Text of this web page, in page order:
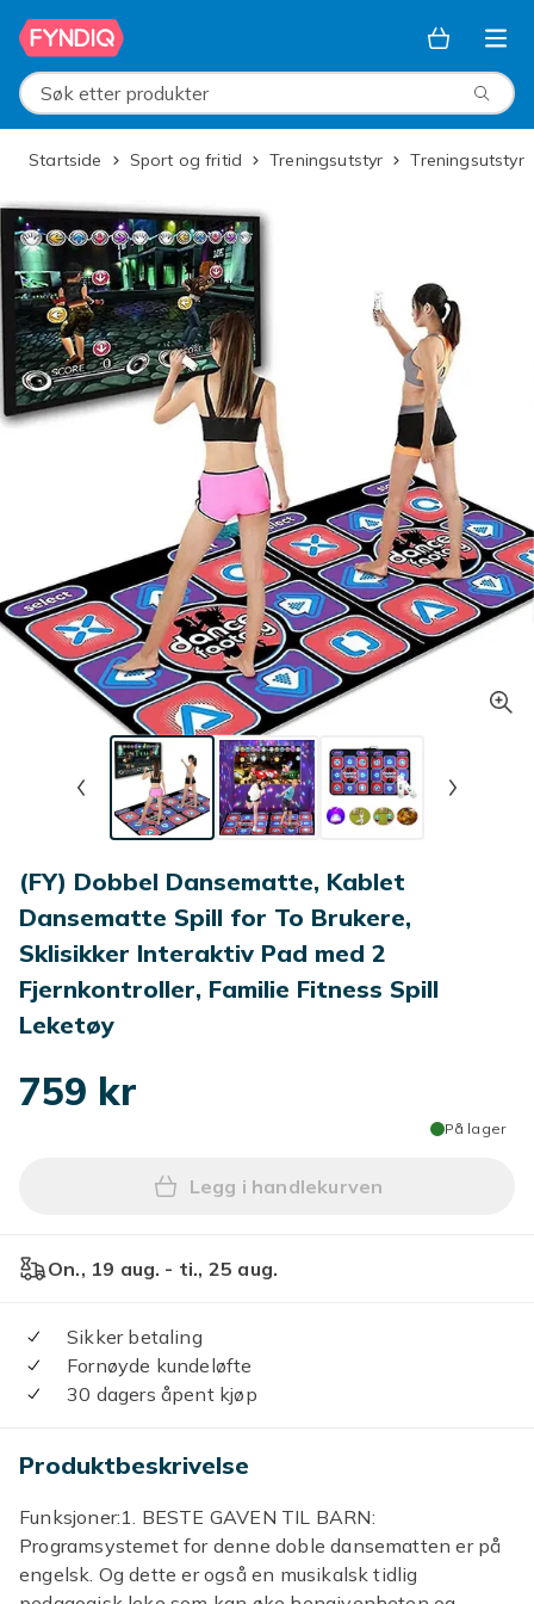
Hopp til hovedinnhold
Søk etter produkter
Startside Sport og fritid Treningsutstyr Treningsutstyr
(FY) Dobbel Dansematte, Kablet
Dansematte Spill for To Brukere,
Sklisikker Interaktiv Pad med 2
Fjernkontroller, Familie Fitness Spill
Leketøy
759 kr
På lager
Legg (FY) Dobbel
Legg i handlekurven
On., 19 aug. - ti., 25 aug.
Sikker betaling
Fornøyde kundeløfte
30 dagers åpent kjøp
Produktbeskrivelse
Funksjoner:1. BESTE GAVEN TIL BARN:
Programsystemet for denne doble dansematten er på
engelsk. Og dette er også en musikalsk tidlig